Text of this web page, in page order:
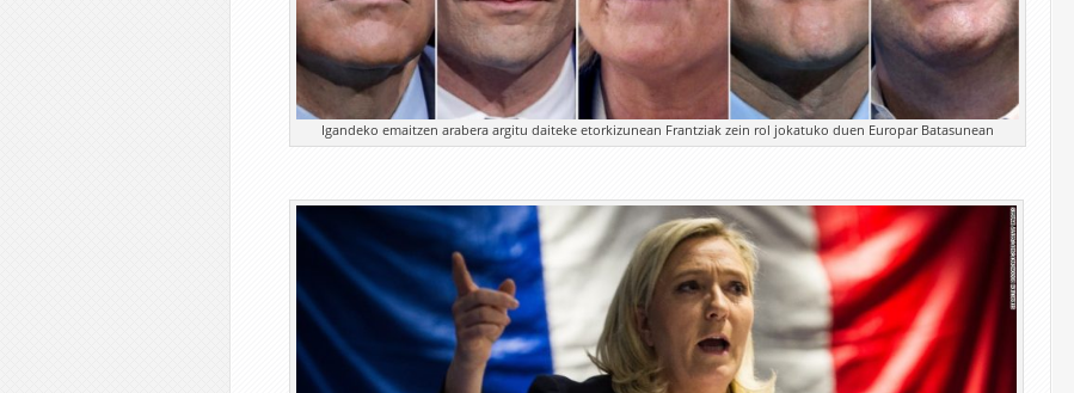
Igandeko emaitzen arabera argitu daiteke etorkizunean Frantziak zein rol jokatuko duen Europar Batasunean